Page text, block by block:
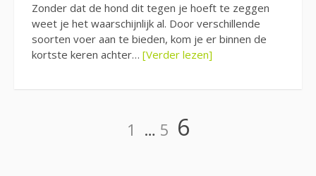
Zonder dat de hond dit tegen je hoeft te zeggen
weet je het waarschijnlijk al. Door verschillende
soorten voer aan te bieden, kom je er binnen de
kortste keren achter… [Verder lezen]
Pagina
1 … Pagina
5 Pagina
6